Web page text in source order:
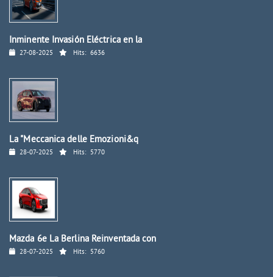
Inminente Invasión Eléctrica en la
27-08-2025 Hits: 6636
La "Meccanica delle Emozioni&q
28-07-2025 Hits: 5770
Mazda 6e La Berlina Reinventada con
28-07-2025 Hits: 5760